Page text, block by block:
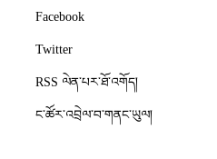
Facebook
Twitter
RSS ལེན་པར་ཐོ་འགོད།
ང་ཚོར་འབྲེལ་བ་གནང་ཡུལ།